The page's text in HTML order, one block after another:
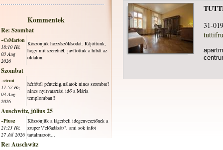
Kommentek
Re: Szombat
~CsMarton
18:10 Hé,
03 Aug
2026
Köszönjük hozzászólásodat. Rájöttünk,
hogy mit szeretnél, javítottuk a hibát az
oldalon.
Szombat
~cirmi
17:57 Hé,
03 Aug
2026
hétfőtől péntekig,nálatok nincs szombat?
nincs nyitvatartási idő a Mária
templomban!!
Auschwitz, július 25
~Piusz
21:23 Hé,
27 Júl 2026
Köszönjük a lágerbeli idegenvezetőnek a
szuper \"előadását\", ami sok infot
tartalmazott...
Re: Auschwitz
31-